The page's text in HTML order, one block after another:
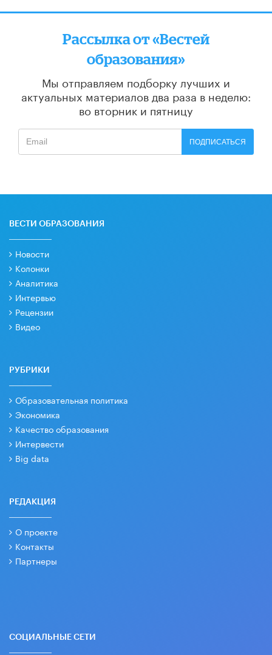
Рассылка от «Вестей
образования»
Мы отправляем подборку лучших и
актуальных материалов два раза в неделю:
во вторник и пятницу
ПОДПИСАТЬСЯ
ВЕСТИ ОБРАЗОВАНИЯ
Новости
Колонки
Аналитика
Интервью
Рецензии
Видео
РУБРИКИ
Образовательная политика
Экономика
Качество образования
Интервести
Big data
РЕДАКЦИЯ
О проекте
Контакты
Партнеры
СОЦИАЛЬНЫЕ СЕТИ